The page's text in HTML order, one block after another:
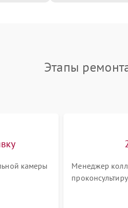
Этапы
камеры
Менеджер
холодильной